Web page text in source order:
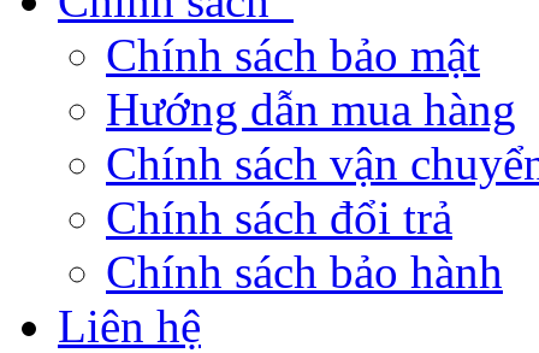
Chính sách bảo mật
Hướng dẫn mua hàng
Chính sách vận
Chính sách đổi trả
Chính sách bảo hành
Liên hệ